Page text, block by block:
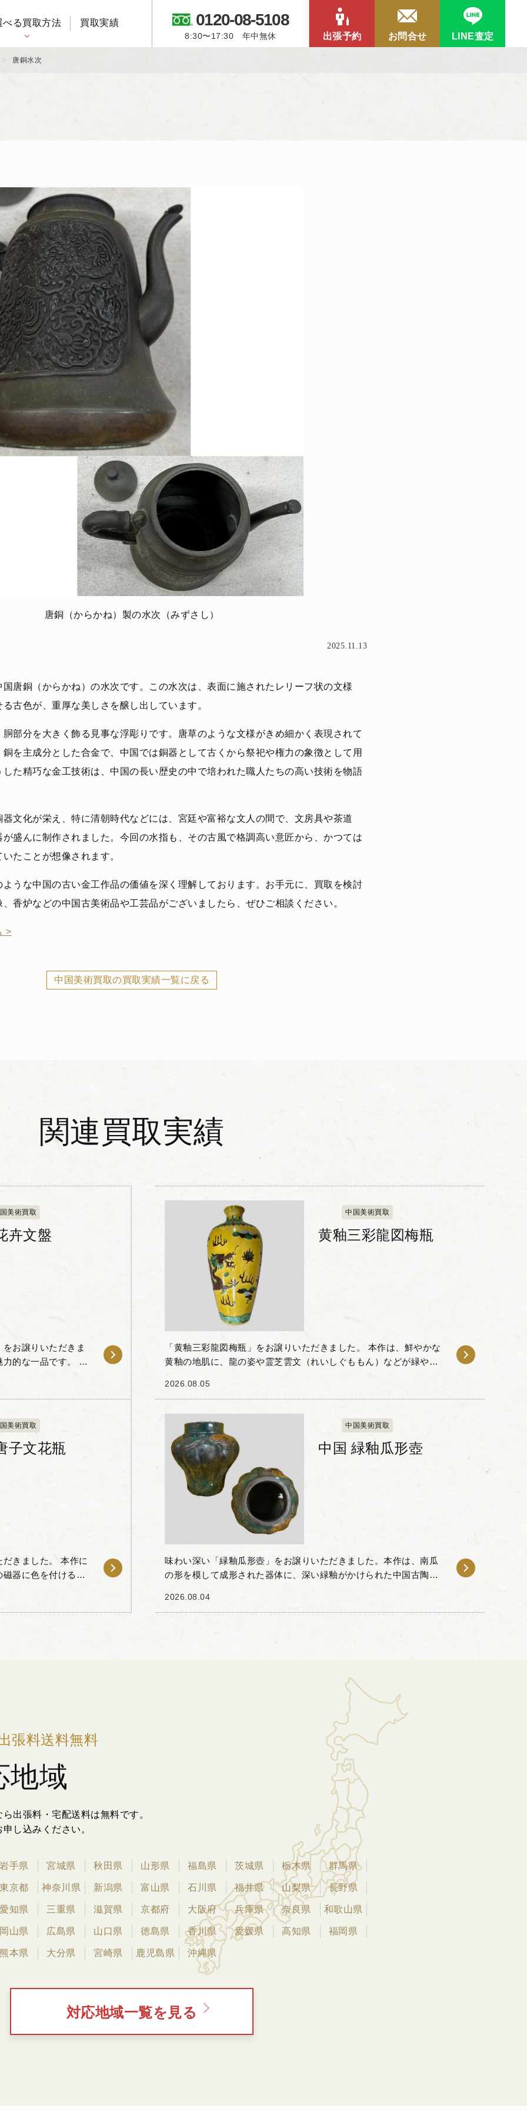
べる買取方法 買取実績 0120-08-5108
8:30〜17:30 年中無休 出張予約 お問合せ LINE査定
唐銅水次
唐銅（からかね）製の水次（みずさし）
2025.11.13
唐銅（からかね）の水次です。この水次は、表面に施されたレリーフ状の文様
古色が、重厚な美しさを醸し出しています。
部分を大きく飾る見事な浮彫りです。唐草のような文様がきめ細かく表現されて
を主成分とした合金で、中国では銅器として古くから祭祀や権力の象徴として用
た精巧な金工技術は、中国の長い歴史の中で培われた職人たちの高い技術を物語
文化が栄え、特に清朝時代などには、宮廷や富裕な文人の間で、文房具や茶道
盛んに制作されました。今回の水指も、その古風で格調高い意匠から、かつては
たことが想像されます。
うな中国の古い金工作品の価値を深く理解しております。お手元に、買取を検討
香炉などの中国古美術品や工芸品がございましたら、ぜひご相談ください。
>
中国美術買取の買取実績一覧に戻る
関連買取実績
美術買取
卉文盤
お譲りいただきま
的な一品です。 白
中国美術買取
黄釉三彩龍図梅瓶
「黄釉三彩龍図梅瓶」をお譲りいただきました。 本作は、鮮やかな
黄釉の地肌に、龍の姿や霊芝雲文（れいしぐももん）などが緑や褐
に向けてすぼ...
2026.08.05
美術買取
子文花瓶
きました。 本作に
器に色を付ける上
中国美術買取
中国 緑釉瓜形壺
味わい深い「緑釉瓜形壺」をお譲りいただきました。本作は、南瓜
の形を模して成形された器体に、深い緑釉がかけられた中国古陶磁
文のレリーフが浮...
2026.08.04
張料送料無料
地域
出張料・宅配送料は無料です。
し込みください。
岩手県 宮城県 秋田県 山形県 福島県 茨城県 栃木県 群馬県
東京都 神奈川県 新潟県 富山県 石川県 福井県 山梨県 長野県
愛知県 三重県 滋賀県 京都府 大阪府 兵庫県 奈良県 和歌山県
岡山県 広島県 山口県 徳島県 香川県 愛媛県 高知県 福岡県
熊本県 大分県 宮崎県 鹿児島県 沖縄県
対応地域一覧を見る